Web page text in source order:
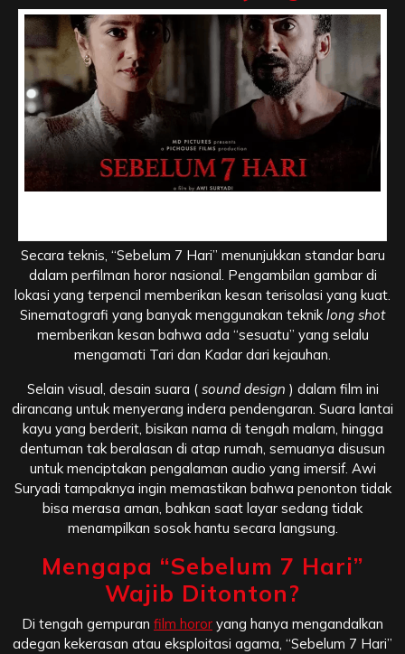
Secara teknis, “Sebelum 7 Hari” menunjukkan standar baru
dalam perfilman horor nasional. Pengambilan gambar di
lokasi yang terpencil memberikan kesan terisolasi yang kuat.
Sinematografi yang banyak menggunakan tekniklong shot
memberikan kesan bahwa ada “sesuatu” yang selalu
mengamati Tari dan Kadar dari kejauhan.
Selain visual, desain suara ( sound design ) dalam film ini
dirancang untuk menyerang indera pendengaran. Suara lantai
kayu yang berderit, bisikan nama di tengah malam, hingga
dentuman tak beralasan di atap rumah, semuanya disusun
untuk menciptakan pengalaman audio yang imersif. Awi
Suryadi tampaknya ingin memastikan bahwa penonton tidak
bisa merasa aman, bahkan saat layar sedang tidak
menampilkan sosok hantu secara langsung.
Mengapa “Sebelum 7 Hari”
Wajib Ditonton?
Di tengah gempuran film horor yang hanya mengandalkan
adegan kekerasan atau eksploitasi agama, “Sebelum 7 Hari”